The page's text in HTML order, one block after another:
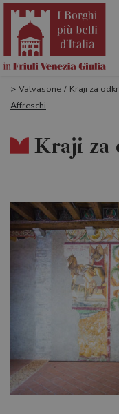
> Valvasone / Kraji za
Affreschi
Kraji